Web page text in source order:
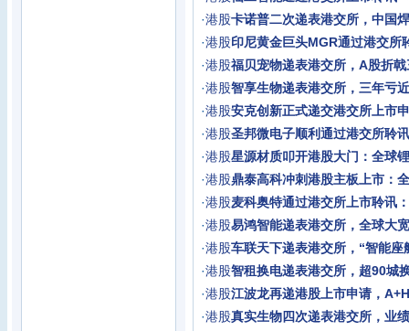
·港股卡诺普二次递表港交所，中国
·港股印尼黄金巨头MGR通过港交所
·港股福贝宠物递表港交所，A股折
·港股智享生物递表港交所，三年亏
·港股安克创新正式递交港交所上市
·港股圣邦微电子顺利通过港交所聆
·港股星源材质叩开港股大门：全球
·港股鼎泰高科冲刺港股主板上市：
·港股麦科奥特通过港交所上市聆讯
·港股易鸿智能递表港交所，全球大
·港股车联天下递表港交所，“智能座
·港股智租换电递表港交所，超90城
·港股江波龙再递港股上市申请，
·港股真实生物四次递表港交所，业